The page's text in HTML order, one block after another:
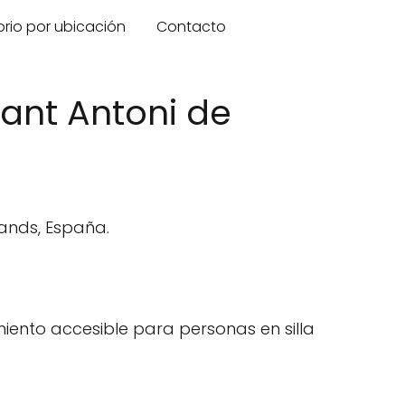
por ubicación Contacto
Antoni de
España.
accesible para personas en silla